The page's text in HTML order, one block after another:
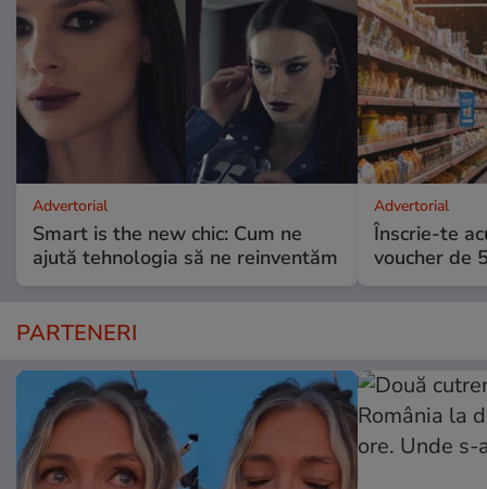
Advertorial
Smart is the new chic: Cum ne
ajută tehnologia să ne reinventăm
Advertorial
Înscrie-te
voucher de
PARTENERI